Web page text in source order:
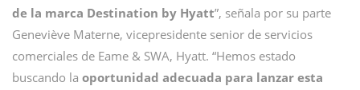
de la marca Destination by Hyatt”, señala por su parte
Geneviève Materne, vicepresidente senior de servicios
comerciales de Eame & SWA, Hyatt. “Hemos estado
buscando la oportunidad adecuada para lanzar esta